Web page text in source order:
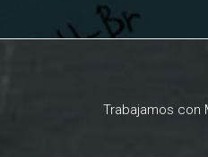
Trabajamos con